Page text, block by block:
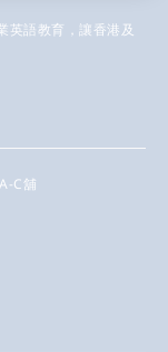
語教育，讓香港及
C舖